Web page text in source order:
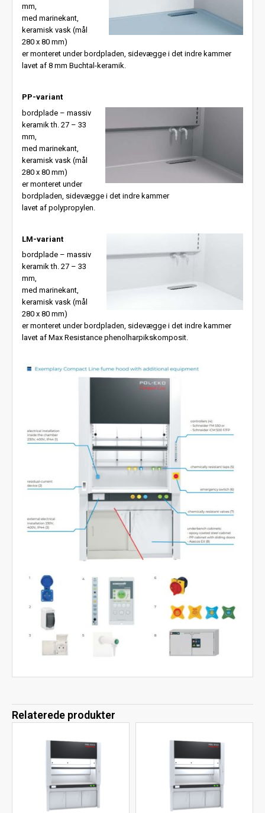
mm,
med marinekant,
keramisk vask (mål
280 x 80 mm)
er monteret under bordpladen, sidevægge i det indre kammer
lavet af 8 mm Buchtal-keramik.
PP-variant
bordplade – massiv
keramik th. 27 – 33
mm,
med marinekant,
keramisk vask (mål
280 x 80 mm)
er monteret under
bordpladen, sidevægge i det indre kammer
lavet af polypropylen.
LM-variant
bordplade – massiv
keramik th. 27 – 33
mm,
med marinekant,
keramisk vask (mål
280 x 80 mm)
er monteret under bordpladen, sidevægge i det indre kammer
lavet af Max Resistance phenolharpikskomposit.
Relaterede produkter